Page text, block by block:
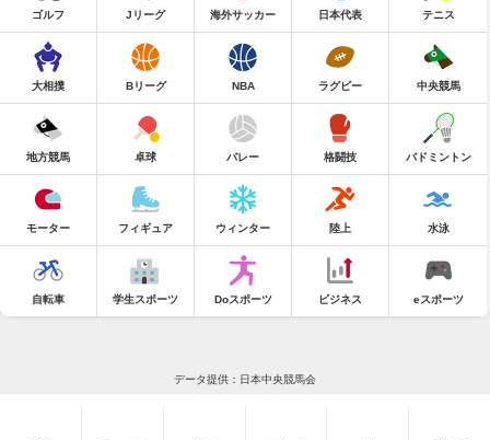
ゴルフ Jリーグ 海外サッカー 日本代表 テニス
大相撲 Bリーグ NBA ラグビー 中央競馬
地方競馬 卓球 バレー 格闘技 バドミントン
モーター フィギュア ウィンター 陸上 水泳
自転車 学生スポーツ Doスポーツ ビジネス eスポーツ
データ提供：日本中央競馬会